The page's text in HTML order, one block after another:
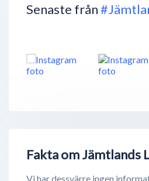
Senaste från
Fakta om Jämtlands
Vi har dessvärre ingen